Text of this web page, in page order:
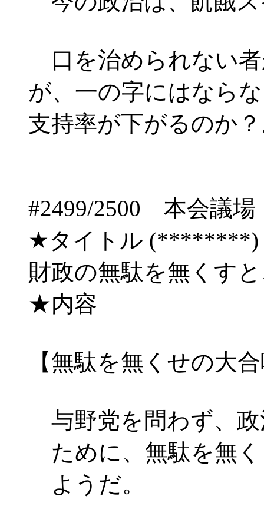
口を治められない者
が、一の字にはなら
支持率が下がるのか
#2499/2500 本会議
★タイトル (********)
財政の無駄を無くす
★内容
【無駄を無くせの大
与野党を問わず、政
ために、無駄を無
ようだ。